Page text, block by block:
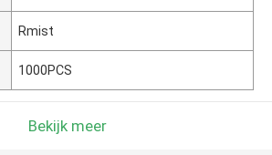
Rmist
1000PCS
Bekijk meer